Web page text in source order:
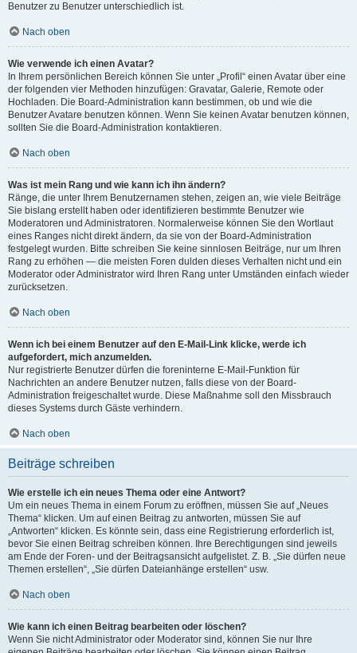
Benutzer zu Benutzer unterschiedlich ist.
Nach oben
Wie verwende ich einen Avatar?
In Ihrem persönlichen Bereich können Sie unter „Profil“ einen Avatar über eine
der folgenden vier Methoden hinzufügen: Gravatar, Galerie, Remote oder
Hochladen. Die Board-Administration kann bestimmen, ob und wie die
Benutzer Avatare benutzen können. Wenn Sie keinen Avatar benutzen können,
sollten Sie die Board-Administration kontaktieren.
Nach oben
Was ist mein Rang und wie kann ich ihn ändern?
Ränge, die unter Ihrem Benutzernamen stehen, zeigen an, wie viele Beiträge
Sie bislang erstellt haben oder identifizieren bestimmte Benutzer wie
Moderatoren und Administratoren. Normalerweise können Sie den Wortlaut
eines Ranges nicht direkt ändern, da sie von der Board-Administration
festgelegt wurden. Bitte schreiben Sie keine sinnlosen Beiträge, nur um Ihren
Rang zu erhöhen — die meisten Foren dulden dieses Verhalten nicht und ein
Moderator oder Administrator wird Ihren Rang unter Umständen einfach wieder
zurücksetzen.
Nach oben
Wenn ich bei einem Benutzer auf den E-Mail-Link klicke, werde ich
aufgefordert, mich anzumelden.
Nur registrierte Benutzer dürfen die foreninterne E-Mail-Funktion für
Nachrichten an andere Benutzer nutzen, falls diese von der Board-
Administration freigeschaltet wurde. Diese Maßnahme soll den Missbrauch
dieses Systems durch Gäste verhindern.
Nach oben
Beiträge schreiben
Wie erstelle ich ein neues Thema oder eine Antwort?
Um ein neues Thema in einem Forum zu eröffnen, müssen Sie auf „Neues
Thema“ klicken. Um auf einen Beitrag zu antworten, müssen Sie auf
„Antworten“ klicken. Es könnte sein, dass eine Registrierung erforderlich ist,
bevor Sie einen Beitrag schreiben können. Ihre Berechtigungen sind jeweils
am Ende der Foren- und der Beitragsansicht aufgelistet. Z. B. „Sie dürfen neue
Themen erstellen“, „Sie dürfen Dateianhänge erstellen“ usw.
Nach oben
Wie kann ich einen Beitrag bearbeiten oder löschen?
Wenn Sie nicht Administrator oder Moderator sind, können Sie nur Ihre